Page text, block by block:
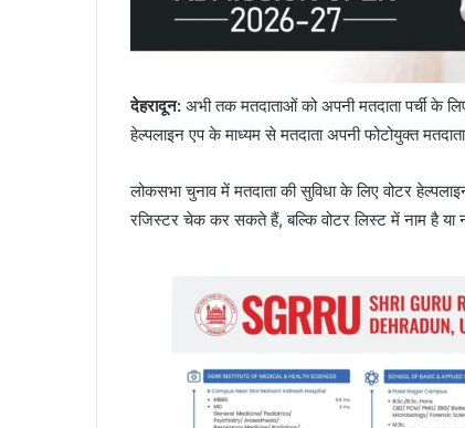
देहरादून: अभी तक मतदाताओं को अपनी मतदाता पर्ची के
हेल्पलाइन एप के माध्यम से मतदाता अपनी फोटोयुक्त
लोकसभा चुनाव में मतदाता की सुविधा के लिए वोटर
रजिस्टर चेक कर सकते हैं, बल्कि वोटर लिस्ट में नाम है या